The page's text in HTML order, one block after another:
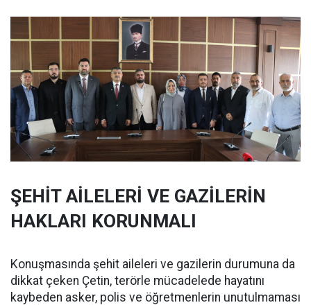
ŞEHİT AİLELERİ VE GAZİLERİN
HAKLARI KORUNMALI
Konuşmasında şehit aileleri ve gazilerin durumuna da
dikkat çeken Çetin, terörle mücadelede hayatını
kaybeden asker, polis ve öğretmenlerin unutulmaması